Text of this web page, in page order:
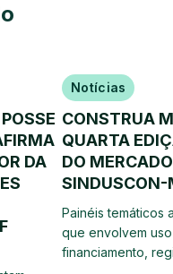
DA
Notícias
CONSTRUA
QUARTA
DO
SINDUSCON-
Painéis temáticos
que envolvem
financiamento,